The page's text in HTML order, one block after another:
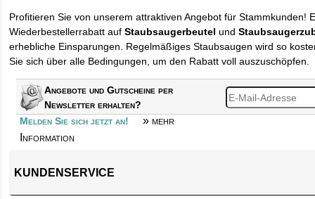
Profitieren Sie von unserem attraktiven Angebot für Stammkunden!
Wiederbestellerrabatt aufStaubsaugerbeutel und
erhebliche Einsparungen. Regelmäßiges Staubsaugen wird so
Sie sich über alle Bedingungen, um den Rabatt voll auszuschöpfen.
Angebote und Gutscheine per
Newsletter erhalten?
Melden Sie sich jetzt an!
» mehr
Information
KUNDENSERVICE